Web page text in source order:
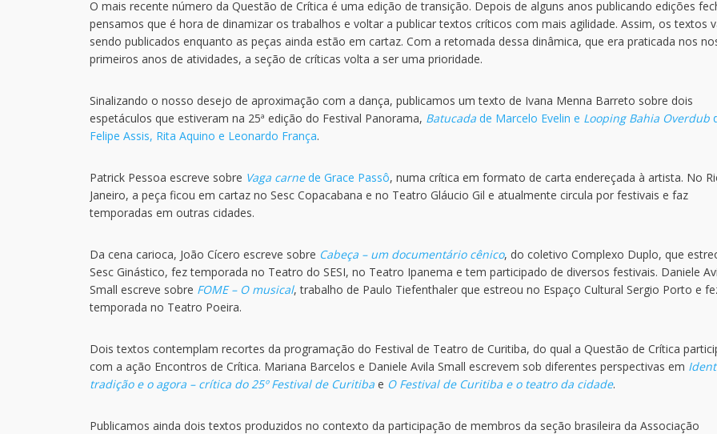
O mais recente número da Questão de Crítica é uma edição de transição. Depois de alguns anos publicando edições
pensamos que é hora de dinamizar os trabalhos e voltar a publicar textos críticos com mais agilidade. Assim, os textos
sendo publicados enquanto as peças ainda estão em cartaz. Com a retomada dessa dinâmica, que era praticada nos
primeiros anos de atividades, a seção de críticas volta a ser uma prioridade.
Sinalizando o nosso desejo de aproximação com a dança, publicamos um texto de Ivana Menna Barreto sobre dois
espetáculos que estiveram na 25ª edição do Festival Panorama, Batucada de Marcelo Evelin e Looping Bahia Overdub
Felipe Assis, Rita Aquino e Leonardo França.
Patrick Pessoa escreve sobre Vaga carnede Grace Passô, numa crítica em formato de carta endereçada à artista. No
Janeiro, a peça ficou em cartaz no Sesc Copacabana e no Teatro Gláucio Gil e atualmente circula por festivais e faz
temporadas em outras cidades.
Da cena carioca, João Cícero escreve sobre Cabeça – um documentário cênico, do coletivo Complexo Duplo, que
Sesc Ginástico, fez temporada no Teatro do SESI, no Teatro Ipanema e tem participado de diversos festivais. Daniele
Small escreve sobre FOME – O musical, trabalho de Paulo Tiefenthaler que estreou no Espaço Cultural Sergio Porto e
temporada no Teatro Poeira.
Dois textos contemplam recortes da programação do Festival de Teatro de Curitiba, do qual a Questão de Crítica
com a ação Encontros de Crítica. Mariana Barcelos e Daniele Avila Small escrevem sob diferentes perspectivas em
tradição e o agora – crítica do 25º Festival de Curitiba e O Festival de Curitiba e o teatro da cidade.
Publicamos ainda dois textos produzidos no contexto da participação de membros da seção brasileira da Associação